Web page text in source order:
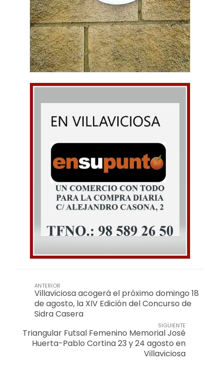
ANTERIOR
Villaviciosa acogerá el próximo domingo 18
de agosto, la XIV Edición del Concurso de
Sidra Casera
SIGUIENTE
Triangular Futsal Femenino Memorial José
Huerta-Pablo Cortina 23 y 24 agosto en
Villaviciosa